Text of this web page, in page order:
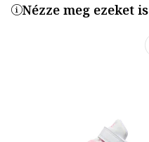
Nézze meg ezeket is